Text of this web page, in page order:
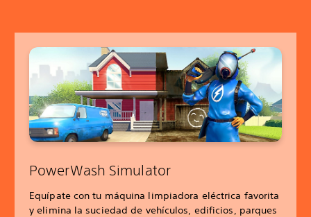
PowerWash Simulator
Equípate con tu máquina limpiadora eléctrica favorita
y elimina la suciedad de vehículos, edificios, parques